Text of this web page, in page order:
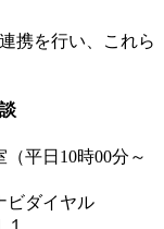
携を行い、これら
平日10時00分～
ビダイヤル